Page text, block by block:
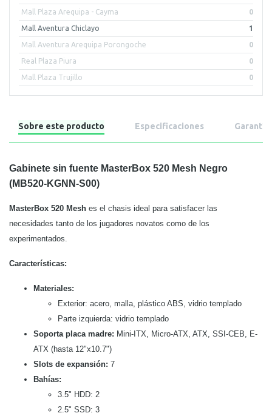
Mall Plaza Arequipa - Cayma 0
Mall Aventura Chiclayo 1
Mall Aventura Arequipa Porongoche 0
Real Plaza Piura 0
Mall Plaza Trujillo 0
Sobre este producto Especificaciones Garantía
Gabinete sin fuente MasterBox 520 Mesh Negro
(MB520-KGNN-S00)
MasterBox 520 Mesh es el chasis ideal para satisfacer las
necesidades tanto de los jugadores novatos como de los
experimentados.
Características:
Materiales:
Exterior: acero, malla, plástico ABS, vidrio templado
Parte izquierda: vidrio templado
Soporta placa madre: Mini-ITX, Micro-ATX, ATX, SSI-CEB, E-
ATX (hasta 12"x10.7")
Slots de expansión: 7
Bahías:
3.5" HDD: 2
2.5" SSD: 3